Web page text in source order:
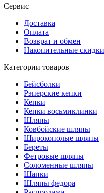
Сервис
Доставка
Оплата
Возврат и обмен
Накопительные скидки
Категории товаров
Бейсболки
Рэперские кепки
Кепки
Кепки восьмиклинки
Шляпы
Ковбойские шляпы
Широкополые шляпы
Береты
Фетровые шляпы
Соломенные шляпы
Шапки
Шляпы федора